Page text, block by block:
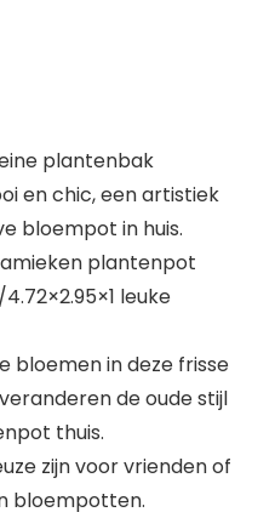
plantenbak
en chic, een artistiek
bloempot in huis.
plantenpot
leuke
bloemen in deze frisse
de oude stijl
thuis.
zijn voor vrienden of
bloempotten.